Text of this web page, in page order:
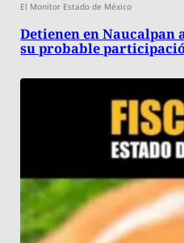
El Monitor Estado de México
Detienen en Naucalpan
su probable